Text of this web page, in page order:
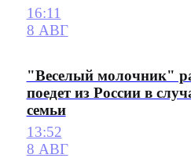
16:11
8 АВГ
"Веселый молочник"
поедет из России в
семьи
13:52
8 АВГ